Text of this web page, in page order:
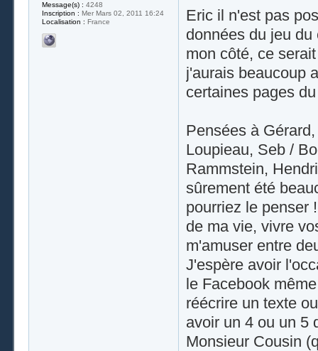
Eric il n'est pas
données du jeu
mon côté, ce
j'aurais beaucoup
certaines pages
Pensées à
Loupieau, Seb /
Rammstein,
sûrement été
pourriez le penser
de ma vie, vivre
m'amuser entre
J'espère avoir
le Facebook
réécrire un texte
avoir un 4 ou un 5
Monsieur Cousin
Message(s) : 4248
Inscription : Mer Mars 02, 2011 16:24
Localisation : France